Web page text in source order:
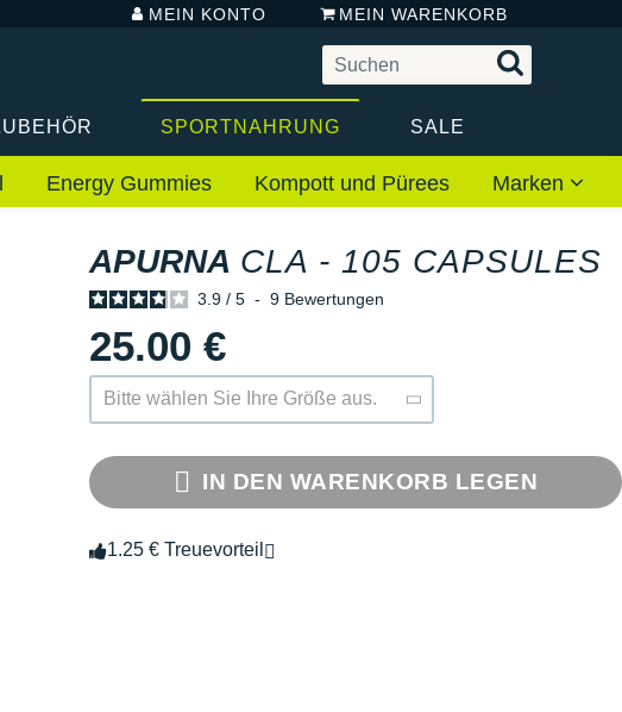
MEIN KONTO MEIN WARENKORB
SPORTNAHRUNG SALE
Energy Gummies Kompott und Pürees Marken
APURNA CLA - 105 CAPSULES
3.9 / 5 - 9 Bewertungen
25.00 €
Bitte wählen Sie Ihre Größe aus.
IN DEN WARENKORB LEGEN
1.25 € Treuevorteil